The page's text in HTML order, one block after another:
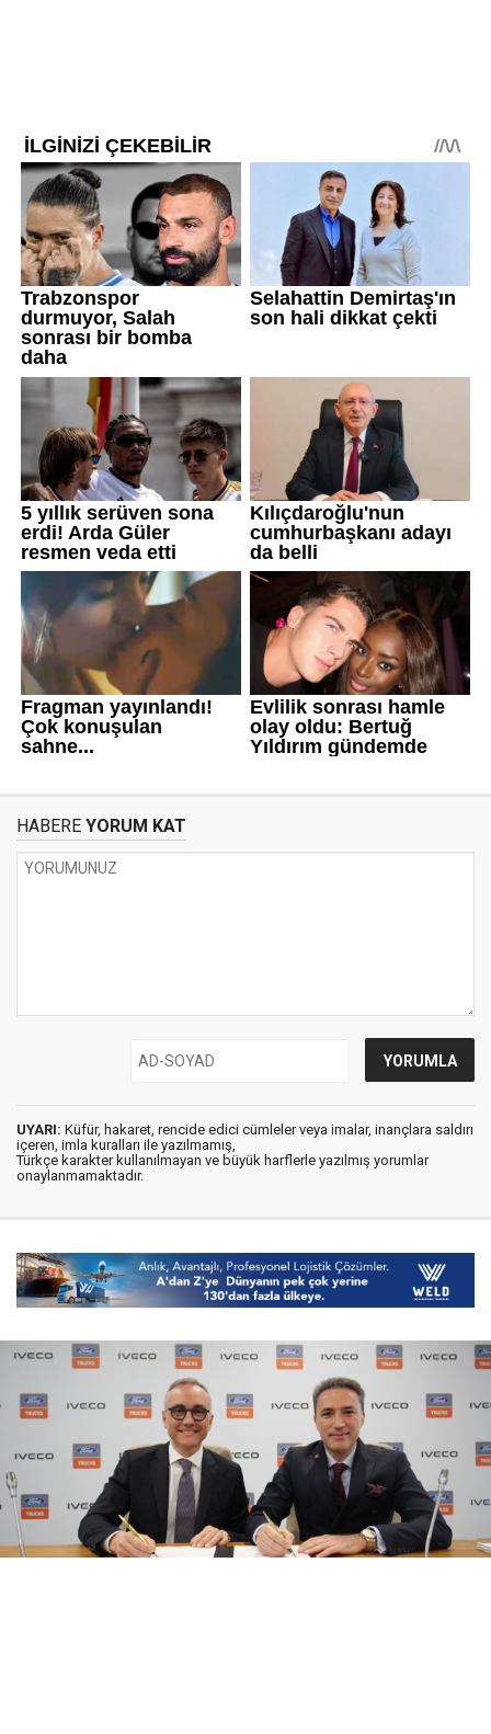
HABERE YORUM KAT
UYARI: Küfür, hakaret, rencide edici cümleler veya imalar, inançlara saldırı
içeren, imla kuralları ile yazılmamış,
Türkçe karakter kullanılmayan ve büyük harflerle yazılmış yorumlar
onaylanmamaktadır.